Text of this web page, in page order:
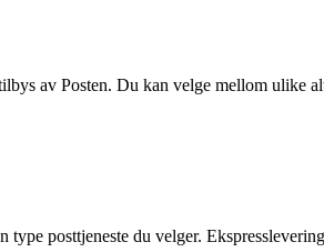
av Posten. Du kan velge mellom ulike
posttjeneste du velger.